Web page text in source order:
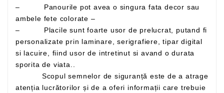
– Panourile pot avea o singura fata decor sau
ambele fete colorate –
– Placile sunt foarte usor de prelucrat, putand fi
personalizate prin laminare, serigrafiere, tipar digital
si lacuire, fiind usor de intretinut si avand o durata
sporita de viata..
atenția lucrătorilor și de a oferi informații care trebuie